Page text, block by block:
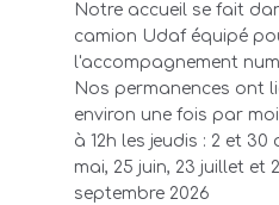
Notre accueil se fait
camion Udaf équipé
l'accompagnement
Nos permanences ont
environ une fois par
à 12h les jeudis : 2 et 30
mai, 25 juin, 23 juillet et
septembre 2026